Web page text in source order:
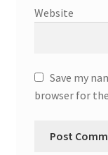
Website
Save my
browser for